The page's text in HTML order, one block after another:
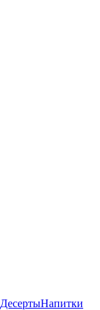
ДесертыНапитки